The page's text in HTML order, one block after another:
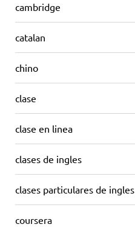
cambridge
catalan
chino
clase
clase en linea
clases de ingles
clases particulares de ingles
coursera